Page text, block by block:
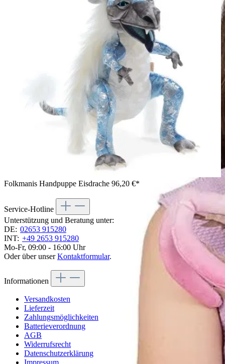
Folkmanis Handpuppe Eisdrache 96,20 €*
Service-Hotline
Unterstützung und Beratung unter:
DE: 02653 915280
INT: +49 2653 915280
Mo-Fr, 09:00 - 16:00 Uhr
Oder über unserKontaktformular.
Informationen
Versandkosten
Lieferzeit
Zahlungsmöglichkeiten
Batterieverordnung
AGB
Widerrufsrecht
Datenschutzerklärung